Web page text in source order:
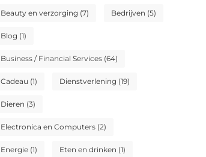
Beauty en verzorging (7) Bedrijven (5)
Blog (1)
Business / Financial Services (64)
Cadeau (1) Dienstverlening (19)
Dieren (3)
Electronica en Computers (2)
Energie (1) Eten en drinken (1)